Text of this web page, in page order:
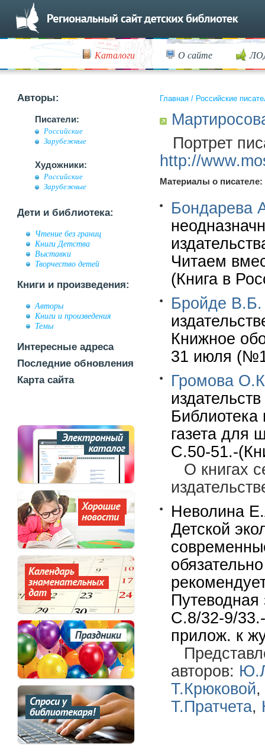
Каталоги О сайте
Авторы:
Писатели:
Российские
Зарубежные
Художники:
Российские
Зарубежные
Дети и библиотека:
Чтение без границ
Книги Детства
Выставки
Творчество детей
Книги и произведения:
Авторы
Книги и произведения
Темы
Интересные адреса
Последние обновления
Карта сайта
Главная / Российские
Портрет
http://
Материалы о писателе:
Бондарева
Читаем
(Книга в
Бройде В.Б.
Книжное
31 июля
Громова
газета для
С.50-51.-
О книгах
Неволина
Детской
С.8/32-9/
прилож. к
авторов:
Т.Крюковой,
Т.Пратчета,